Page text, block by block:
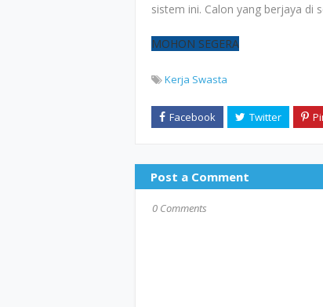
sistem ini. Calon yang berjaya di
MOHON SEGERA
Kerja Swasta
Post a Comment
0 Comments